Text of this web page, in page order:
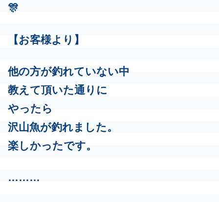
🎊
【お客様より】
他の方が釣れていない中
教えて頂いた通りに
やったら
沢山魚が釣れました。
楽しかったです。
………